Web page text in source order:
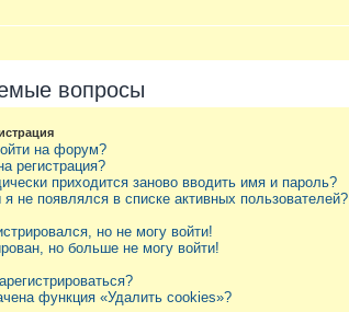
вопросы
на форум?
регистрация?
приходится заново вводить имя и пароль?
не появлялся в списке активных пользователей?
но не могу войти!
но больше не могу войти!
функция «Удалить cookies»?